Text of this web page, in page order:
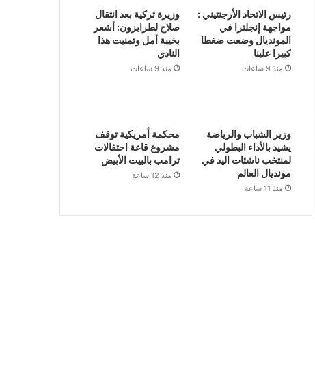
رئيس الاتحاد الأرجنتيني :
مواجهة إنجلترا في
المونديال وضعت ضغطا
كبيرا علينا
منذ 9 ساعات
وزيرة تركية بعد انتقال
صلاح لطرابزون: أشعر
بخيبة أمل وتمنيت هذا
النادي
منذ 9 ساعات
وزير الشباب والرياضة
يشيد بالأداء البطولي
لمنتخب ناشئات اليد في
مونديال العالم
منذ 11 ساعة
محكمة أمريكية توقف
مشروع قاعة احتفالات
ترامب بالبيت الأبيض
منذ 12 ساعة